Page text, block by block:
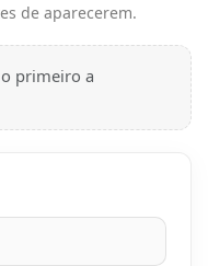
de aparecerem.
primeiro a